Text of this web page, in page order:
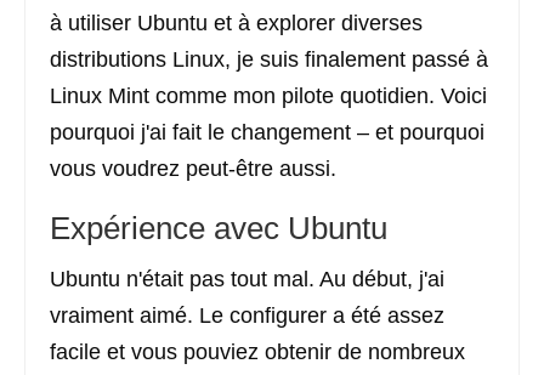
à utiliser Ubuntu et à explorer diverses
distributions Linux, je suis finalement passé à
Linux Mint comme mon pilote quotidien. Voici
pourquoi j'ai fait le changement – et pourquoi
vous voudrez peut-être aussi.
Expérience avec Ubuntu
Ubuntu n'était pas tout mal. Au début, j'ai
vraiment aimé. Le configurer a été assez
facile et vous pouviez obtenir de nombreux